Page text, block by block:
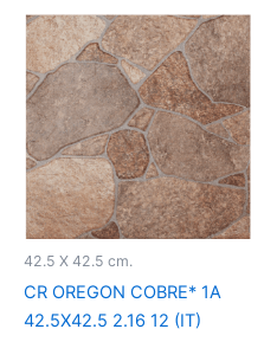
42.5 X 42.5 cm.
CR OREGON COBRE* 1A
42.5X42.5 2.16 12 (IT)